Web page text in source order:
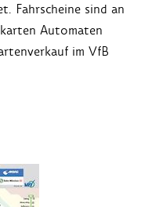
Fahrscheine sind an
Automaten
im VfB